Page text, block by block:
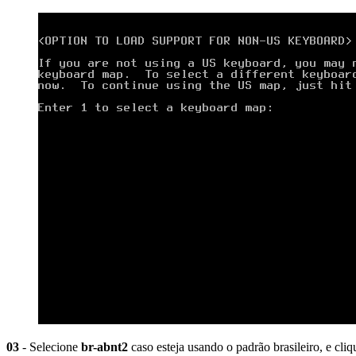
03 - Selecione br-abnt2 caso esteja usando o padrão brasileiro, e